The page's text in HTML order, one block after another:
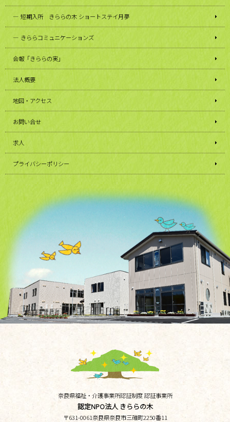
短期入所 きららの木 ショートステイ月夢
きららコミュニケーションズ
会報「きららの実」
法人概要
地図・アクセス
お問い合せ
求人
プライバシーポリシー
奈良県福祉・介護事業所認証制度 認証事業所
認定NPO法人 きららの木
〒631-0061奈良県奈良市三碓町2250番11